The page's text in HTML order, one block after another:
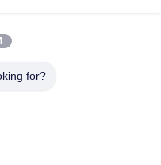
Κίνα 518172
for?